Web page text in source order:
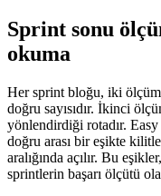
Sprint sonu
okuma
Her sprint bloğu, iki
doğru sayısıdır. İkinci
yönlendirdiği rotadır.
doğru arası bir eşikte
aralığında açılır. Bu
sprintlerin başarı ölçütü